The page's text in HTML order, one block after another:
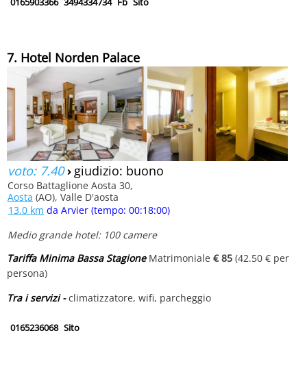
7. Hotel Norden Palace
voto: 7.40› giudizio: buono
Corso Battaglione Aosta 30,
Aosta (AO), Valle D'aosta
13.0 km da Arvier (tempo: 00:18:00)
Medio grande hotel: 100 camere
Tariffa Minima Bassa StagioneMatrimoniale € 85 (42.50 € per
persona)
Tra i servizi -climatizzatore, wifi, parcheggio
0165236068 Sito